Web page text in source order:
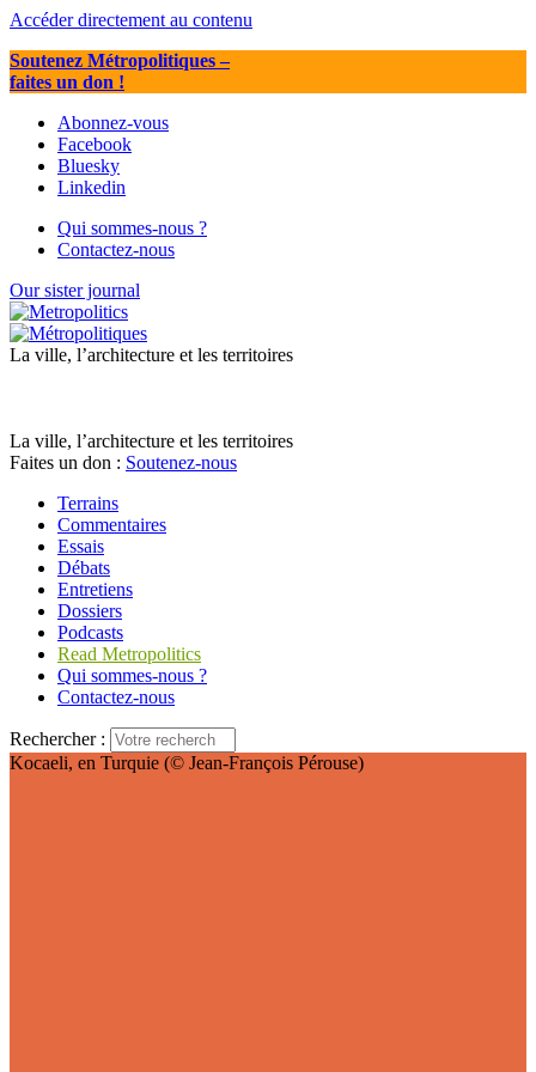
Accéder directement au contenu
Soutenez Métropolitiques–
faites un don !
Abonnez-vous
Facebook
Bluesky
Linkedin
Qui sommes-nous ?
Contactez-nous
Our sister journal
La ville, l’architecture et les territoires
La ville, l’architecture et les territoires
Faites un don : Soutenez-nous
Terrains
Commentaires
Essais
Débats
Entretiens
Dossiers
Podcasts
Read Metropolitics
Qui sommes-nous ?
Contactez-nous
Rechercher :
Kocaeli, en Turquie (© Jean-François Pérouse)